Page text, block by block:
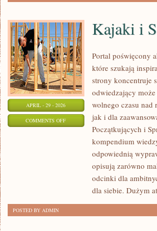
APRIL - 29 - 2026
COMMENTS OFFON
Kajaki i
Portal poświęcony
które szukają
strony koncentruje
odwiedzający
wolnego czasu nad
jak i dla
Początkujących i
kompendium
odpowiednią
opisują zarówno
odcinki dla
dla siebie. Dużym
POSTED BY ADMIN